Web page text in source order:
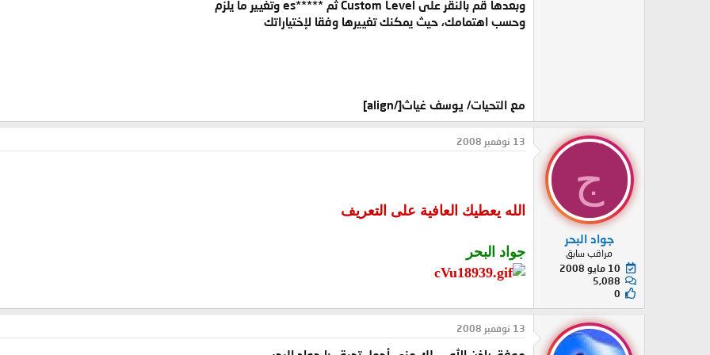
وبعدها قم بالنقر على Custom Level ثم *****es وتغيير ما يلزم
وحسب اهتمامك، حيث يمكنك تغييرها وفقا لإختياراتك
مع التحيات/ يوسف غياث[/align]
ج
جواد البحر
مراقب سابق
10 مايو 2008
5,088
0
13 نوفمبر 2008
الله يعطيك العافية على التعريف
جواد البحر
13 نوفمبر 2008